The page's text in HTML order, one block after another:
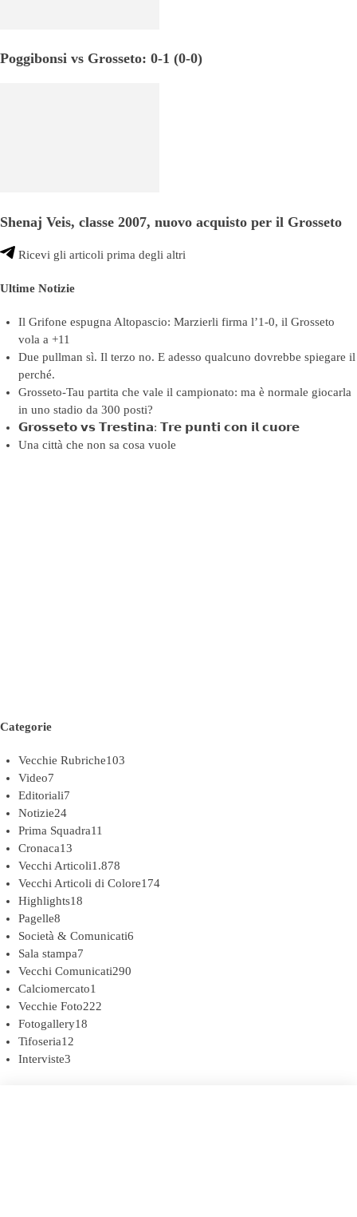
Poggibonsi vs Grosseto: 0-1 (0-0)
Shenaj Veis, classe 2007, nuovo acquisto per il Grosseto
Ricevi gli articoli prima degli altri
Ultime Notizie
Il Grifone espugna Altopascio: Marzierli firma l’1-0, il Grosseto
vola a +11
Due pullman sì. Il terzo no. E adesso qualcuno dovrebbe spiegare il
perché.
Grosseto-Tau partita che vale il campionato: ma è normale giocarla
in uno stadio da 300 posti?
𝗚𝗿𝗼𝘀𝘀𝗲𝘁𝗼 𝘃𝘀 𝗧𝗿𝗲𝘀𝘁𝗶𝗻𝗮: 𝗧𝗿𝗲 𝗽𝘂𝗻𝘁𝗶 𝗰𝗼𝗻 𝗶𝗹 𝗰𝘂𝗼𝗿𝗲
Una città che non sa cosa vuole
Categorie
Vecchie Rubriche103
Video7
Editoriali7
Notizie24
Prima Squadra11
Cronaca13
Vecchi Articoli1.878
Vecchi Articoli di Colore174
Highlights18
Pagelle8
Società & Comunicati6
Sala stampa7
Vecchi Comunicati290
Calciomercato1
Vecchie Foto222
Fotogallery18
Tifoseria12
Interviste3